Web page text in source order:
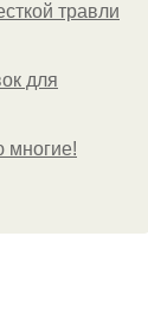
травли
для
многие!